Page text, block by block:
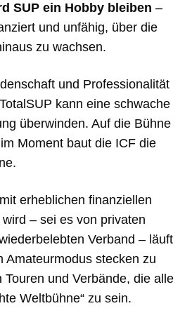
SUP ein Hobby bleiben –
und unfähig, über die
zu wachsen.
und Professionalität
kann eine schwache
überwinden. Auf die Bühne
Moment baut die ICF die
erheblichen finanziellen
– sei es von privaten
Verband – läuft
Amateurmodus stecken zu
Touren und Verbände, die alle
Weltbühne“ zu sein.